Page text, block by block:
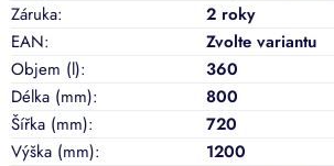
Záruka:
2 roky
EAN:
Zvolte variantu
Objem (l):
360
Délka (mm):
800
Šířka (mm):
720
Výška (mm):
1200